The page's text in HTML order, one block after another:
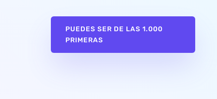
PUEDES SER DE LAS 1.000
PRIMERAS